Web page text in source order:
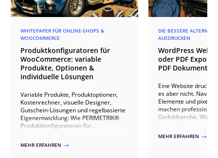
WHITEPAPER FÜR ONLINE-SHOPS &
WOOCOMMERCE
Produktkonfiguratoren für
WooCommerce: variable
Produkte, Optionen &
individuelle Lösungen
Variable Produkte, Produktoptionen,
Kostenrechner, visuelle Designer,
Gutschein-Lösungen und regelbasierte
Eigenentwicklung: Wie PERIMETRIK®
Produktkonfiguratoren für
MEHR ERFAHREN $
DIE BESSERE
AUSDRUCKEN
WordPress
oder PDF
PDF Dokumente
Eine Website
es aber nicht.
Elemente und
machen
Geduldsprobe. Wir
Grenzen stoßen und
MEHR ERFAHREN $